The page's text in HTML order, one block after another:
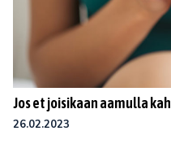
Jos et joisikaan aamulla
26.02.2023